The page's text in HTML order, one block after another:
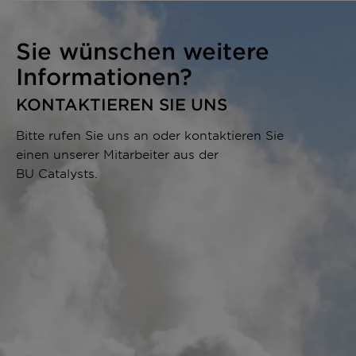
Sie wünschen weitere
Informationen?
KONTAKTIEREN SIE UNS
Bitte rufen Sie uns an oder kontaktieren Sie
einen unserer Mitarbeiter aus der
BU Catalysts.